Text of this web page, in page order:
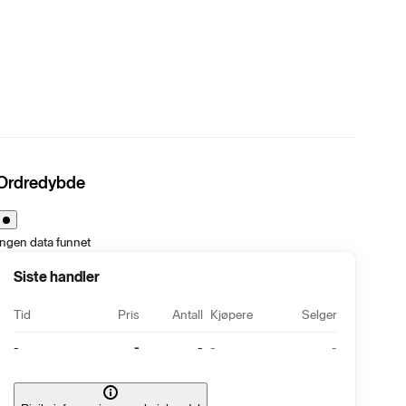
data funnet
Siste handler
Tid Pris Antall Kjøpere Selger
- - - - -